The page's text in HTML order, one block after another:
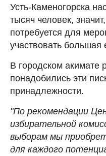
Усть-Каменогорска
тысяч человек,
потребуется для
участвовать большая
В городском акимате
понадобились эти
принадлежности.
"По рекомендации
избирательной
выборам мы
для каждого